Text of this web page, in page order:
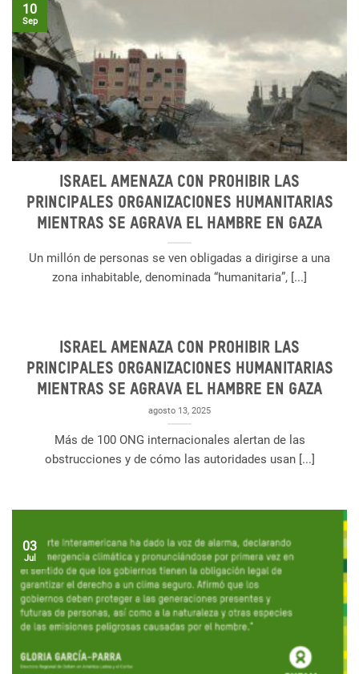
Israel amenaza con prohibir las
principales organizaciones humanitarias
mientras se agrava el hambre en Gaza
Un millón de personas se ven obligadas a dirigirse a una
zona inhabitable, denominada “humanitaria”, [...]
10
Sep
Israel amenaza con prohibir las
principales organizaciones humanitarias
mientras se agrava el hambre en Gaza
agosto 13, 2025
Más de 100 ONG internacionales alertan de las
obstrucciones y de cómo las autoridades usan [...]
03
Jul